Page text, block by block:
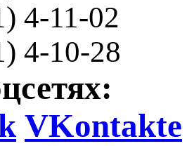
4-11-02
4-10-28
VKontakte